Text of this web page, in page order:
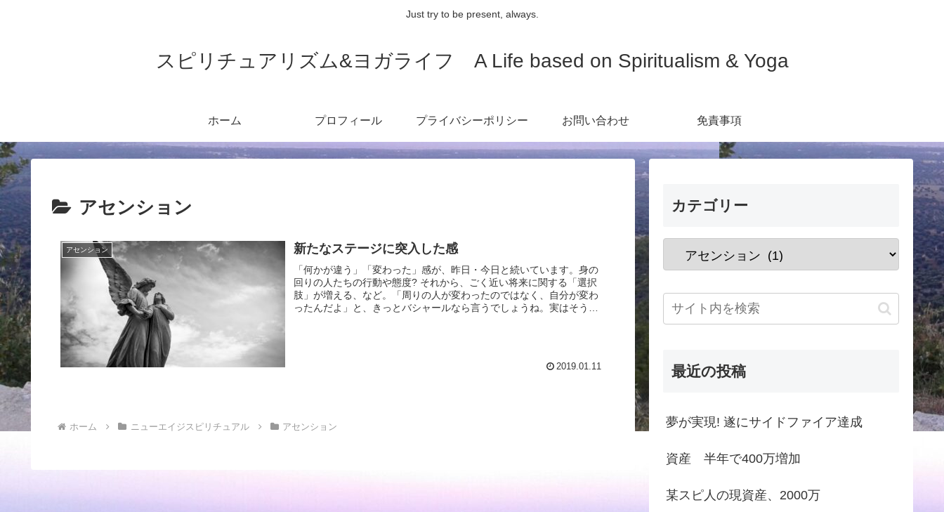
Just try to be present, always.
スピリチュアリズム&ヨガライフ A Life based on Spiritualism & Yoga
ホーム プロフィール プライバシーポリシー お問い合わせ 免責事項
アセンション
アセンション 新たなステージに突入した感
「何かが違う」「変わった」感が、昨日・今日と続いています。身の
回りの人たちの行動や態度? それから、ごく近い将来に関する「選択
肢」が増える、など。「周りの人が変わったのではなく、自分が変わ
ったんだよ」と、きっとバシャールなら言うでしょうね。実はそうな
2019.01.11
ホーム ニューエイジスピリチュアル アセンション
カテゴリー
最近の投稿
夢が実現! 遂にサイドファイア達成
資産 半年で400万増加
某スピ人の現資産、2000万